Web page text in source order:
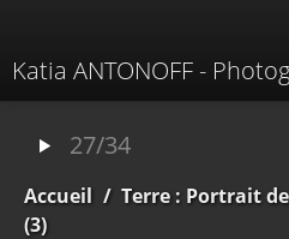
Katia ANTONOFF -
À propos
27/34
Accueil / Terre : Portrait
(3)